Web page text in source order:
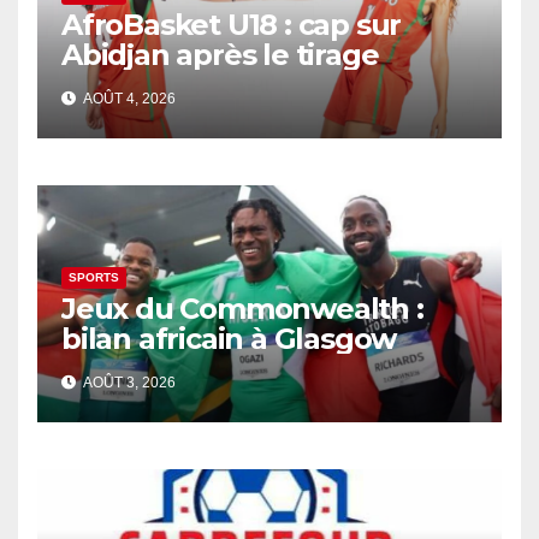
AfroBasket U18 : cap sur
Abidjan après le tirage
AOÛT 4, 2026
SPORTS
Jeux du Commonwealth :
bilan africain à Glasgow
AOÛT 3, 2026